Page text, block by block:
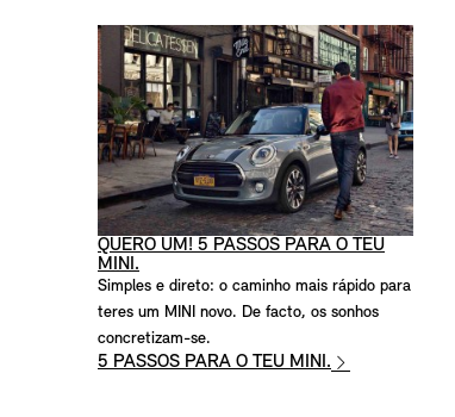
QUERO UM! 5 PASSOS PARA O TEU
MINI.
Simples e direto: o caminho mais rápido para
teres um MINI novo. De facto, os sonhos
concretizam-se.
5 PASSOS PARA O TEU MINI.